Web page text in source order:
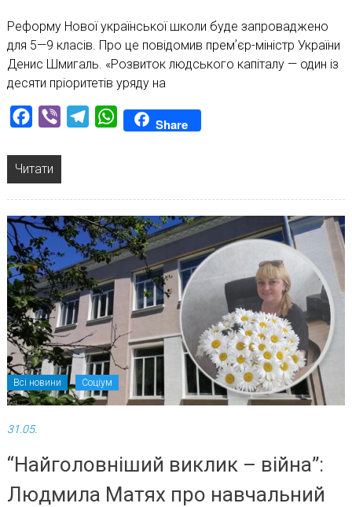
Реформу Нової української школи буде запроваджено
для 5—9 класів. Про це повідомив премʼєр-міністр України
Денис Шмигаль. «Розвиток людського капіталу — один із
десяти пріоритетів уряду на
Facebook
Viber TelegramWhatsAppShare
Читати
Всі новини Соціум
31.05.
“Найголовніший виклик – війна”:
Людмила Матях про навчальний